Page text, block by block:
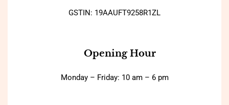
GSTIN: 19AAUFT9258R1ZL
Opening Hour
Monday – Friday: 10 am – 6 pm